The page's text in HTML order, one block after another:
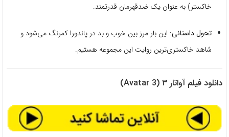
خاکستر) به عنوان یک ضدقهرمان قدرتمند.
تحول داستانی: این بار مرز بین خوب و بد در پاندورا کمرنگ می‌شود و
شاهد خاکستری‌ترین روایت این مجموعه هستیم.
دانلود فیلم آواتار ۳ (Avatar 3)